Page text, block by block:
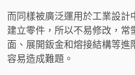
而同樣被廣泛運用於工業設
建立零件，所以不易修改，
面、展開鈑金和熔接結構等
容易造成難題。